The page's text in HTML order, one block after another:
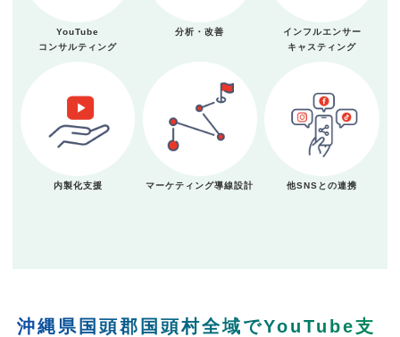
YouTube
コンサルティング
分析・改善
インフルエンサー
キャスティング
内製化支援 マーケティング導線設計 他SNSとの連携
沖縄県国頭郡国頭村全域でYouTube支